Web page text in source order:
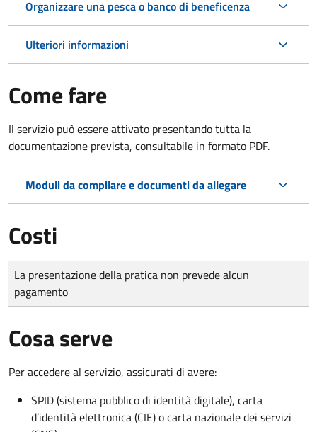
Organizzare una pesca o banco di beneficenza
Ulteriori informazioni
Come fare
Il servizio può essere attivato presentando tutta la
documentazione prevista, consultabile in formato PDF.
Moduli da compilare e documenti da allegare
Costi
Tipo di pagamento
Importo
La presentazione della pratica non prevede alcun
pagamento
Cosa serve
Per accedere al servizio, assicurati di avere:
SPID (sistema pubblico di identità digitale), carta
d’identità elettronica (CIE) o carta nazionale dei servizi